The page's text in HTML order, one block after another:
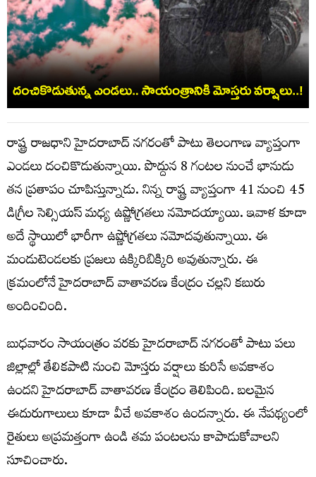
రాష్ట్ర రాజ‌ధాని హైద‌రాబాద్ న‌గ‌రంతో పాటు తెలంగాణ వ్యాప్తంగా
ఎండ‌లు దంచికొడుతున్నాయి. పొద్దున 8 గంట‌ల నుంచే భానుడు
త‌న ప్ర‌తాపం చూపిస్తున్నాడు. నిన్న రాష్ట్ర వ్యాప్తంగా 41 నుంచి 45
డిగ్రీల సెల్సియ‌స్ మ‌ధ్య ఉష్ణోగ్ర‌త‌లు న‌మోద‌య్యాయి. ఇవాళ కూడా
అదే స్థాయిలో భారీగా ఉష్ణోగ్ర‌త‌లు న‌మోద‌వుతున్నాయి. ఈ
మండుటెండ‌ల‌కు ప్ర‌జ‌లు ఉక్కిరిబిక్కిరి అవుతున్నారు. ఈ
క్ర‌మంలోనే హైద‌రాబాద్ వాతావ‌ర‌ణ కేంద్రం చ‌ల్ల‌ని క‌బురు
అందించింది.
బుధ‌వారం సాయంత్రం వ‌ర‌కు హైద‌రాబాద్ న‌గ‌రంతో పాటు ప‌లు
జిల్లాల్లో తేలిక‌పాటి నుంచి మోస్త‌రు వ‌ర్షాలు కురిసే అవ‌కాశం
ఉంద‌ని హైద‌రాబాద్ వాతావ‌ర‌ణ కేంద్రం తెలిపింది. బ‌ల‌మైన
ఈదురుగాలులు కూడా వీచే అవ‌కాశం ఉంద‌న్నారు. ఈ నేప‌థ్యంలో
రైతులు అప్ర‌మ‌త్తంగా ఉండి త‌మ పంట‌ల‌ను కాపాడుకోవాల‌ని
సూచించారు.